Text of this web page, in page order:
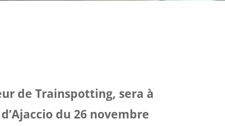
de Trainspotting, sera à
du 26 novembre